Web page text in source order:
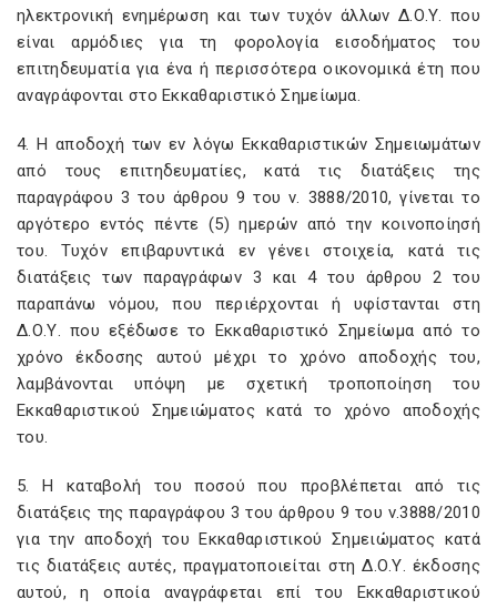
ηλεκτρονική ενημέρωση και των τυχόν άλλων Δ.Ο.Υ. που
είναι αρμόδιες για τη φορολογία εισοδήματος του
επιτηδευματία για ένα ή περισσότερα οικονομικά έτη που
αναγράφονται στο Εκκαθαριστικό Σημείωμα.
4. Η αποδοχή των εν λόγω Εκκαθαριστικών Σημειωμάτων
από τους επιτηδευματίες, κατά τις διατάξεις της
παραγράφου 3 του άρθρου 9 του ν. 3888/2010, γίνεται το
αργότερο εντός πέντε (5) ημερών από την κοινοποίησή
του. Τυχόν επιβαρυντικά εν γένει στοιχεία, κατά τις
διατάξεις των παραγράφων 3 και 4 του άρθρου 2 του
παραπάνω νόμου, που περιέρχονται ή υφίστανται στη
Δ.Ο.Υ. που εξέδωσε το Εκκαθαριστικό Σημείωμα από το
χρόνο έκδοσης αυτού μέχρι το χρόνο αποδοχής του,
λαμβάνονται υπόψη με σχετική τροποποίηση του
Εκκαθαριστικού Σημειώματος κατά το χρόνο αποδοχής
του.
5. Η καταβολή του ποσού που προβλέπεται από τις
διατάξεις της παραγράφου 3 του άρθρου 9 του ν.3888/2010
για την αποδοχή του Εκκαθαριστικού Σημειώματος κατά
τις διατάξεις αυτές, πραγματοποιείται στη Δ.Ο.Υ. έκδοσης
αυτού, η οποία αναγράφεται επί του Εκκαθαριστικού